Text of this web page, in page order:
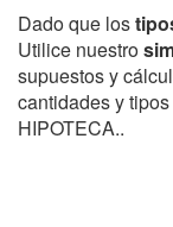
Dado que los
Utilice nuestro
supuestos y
cantidades y
HIPOTECA..